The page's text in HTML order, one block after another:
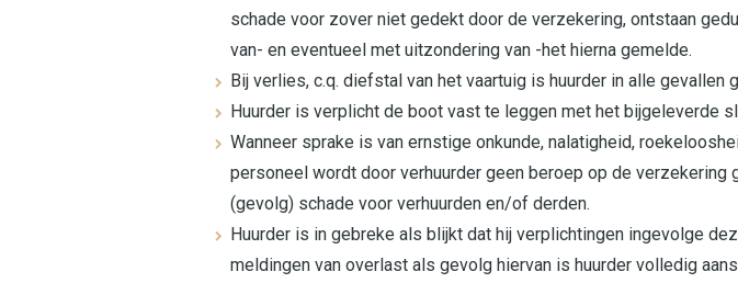
schade voor zover niet gedekt door de verzekering, ontstaan
van- en eventueel met uitzondering van -het hierna gemelde.
Bij verlies, c.q. diefstal van het vaartuig is huurder in alle
Huurder is verplicht de boot vast te leggen met het bijgeleverde
Wanneer sprake is van ernstige onkunde, nalatigheid,
personeel wordt door verhuurder geen beroep op de
(gevolg) schade voor verhuurden en/of derden.
Huurder is in gebreke als blijkt dat hij verplichtingen ingevolge
meldingen van overlast als gevolg hiervan is huurder volledig